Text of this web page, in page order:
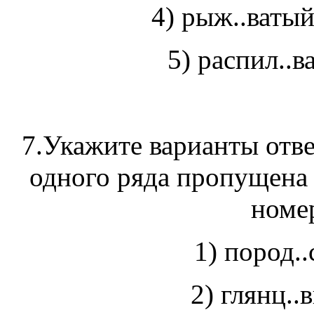
4)
5)
7.Укажите варианты
одного ряда
1)
2)